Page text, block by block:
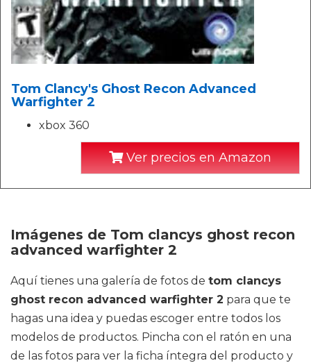
Tom Clancy's Ghost Recon Advanced
Warfighter 2
xbox 360
Ver precios en Amazon
Imágenes de Tom clancys ghost recon
advanced warfighter 2
Aquí tienes una galería de fotos de tom clancys
ghost recon advanced warfighter 2 para que te
hagas una idea y puedas escoger entre todos los
modelos de productos. Pincha con el ratón en una
de las fotos para ver la ficha íntegra del producto y